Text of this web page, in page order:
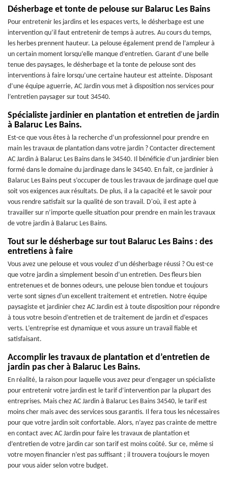
Désherbage et tonte de pelouse sur Balaruc Les Bains
Pour entretenir les jardins et les espaces verts, le désherbage est une
intervention qu’il faut entretenir de temps à autres. Au cours du temps,
les herbes prennent hauteur. La pelouse également prend de l’ampleur à
un certain moment lorsqu’elle manque d’entretien. Garant d’une belle
tenue des paysages, le désherbage et la tonte de pelouse sont des
interventions à faire lorsqu’une certaine hauteur est atteinte. Disposant
d’une équipe aguerrie, AC Jardin vous met à disposition nos services pour
l’entretien paysager sur tout 34540.
Spécialiste jardinier en plantation et entretien de jardin
à Balaruc Les Bains.
Est-ce que vous êtes à la recherche d’un professionnel pour prendre en
main les travaux de plantation dans votre jardin ? Contacter directement
AC Jardin à Balaruc Les Bains dans le 34540. Il bénéficie d’un jardinier bien
formé dans le domaine du jardinage dans le 34540. En fait, ce jardinier à
Balaruc Les Bains peut s’occuper de tous les travaux de jardinage quel que
soit vos exigences aux résultats. De plus, il a la capacité et le savoir pour
vous rendre satisfait sur la qualité de son travail. D'où, il est apte à
travailler sur n’importe quelle situation pour prendre en main les travaux
de votre jardin à Balaruc Les Bains.
Tout sur le désherbage sur tout Balaruc Les Bains : des
entretiens à faire
Vous avez une pelouse et vous voulez d’un désherbage réussi ? Ou est-ce
que votre jardin a simplement besoin d’un entretien. Des fleurs bien
entretenues et de bonnes odeurs, une pelouse bien tondue et toujours
verte sont signes d'un excellent traitement et entretien. Notre équipe
paysagiste et jardinier chez AC Jardin est à toute disposition pour répondre
à tous votre besoin d’entretien et de traitement de jardin et d’espaces
verts. L’entreprise est dynamique et vous assure un travail fiable et
satisfaisant.
Accomplir les travaux de plantation et d’entretien de
jardin pas cher à Balaruc Les Bains.
En réalité, la raison pour laquelle vous avez peur d’engager un spécialiste
pour entretenir votre jardin est le tarif d’intervention par la plupart des
entreprises. Mais chez AC Jardin à Balaruc Les Bains 34540, le tarif est
moins cher mais avec des services sous garantis. Il fera tous les nécessaires
pour que votre jardin soit confortable. Alors, n’ayez pas crainte de mettre
en contact avec AC Jardin pour faire les travaux de plantation et
d’entretien de votre jardin car son tarif est moins coûté. Sur ce, même si
votre moyen financier n’est pas suffisant ; il trouvera toujours le moyen
pour vous aider selon votre budget.